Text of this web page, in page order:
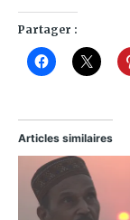
Partager :
Articles similaires